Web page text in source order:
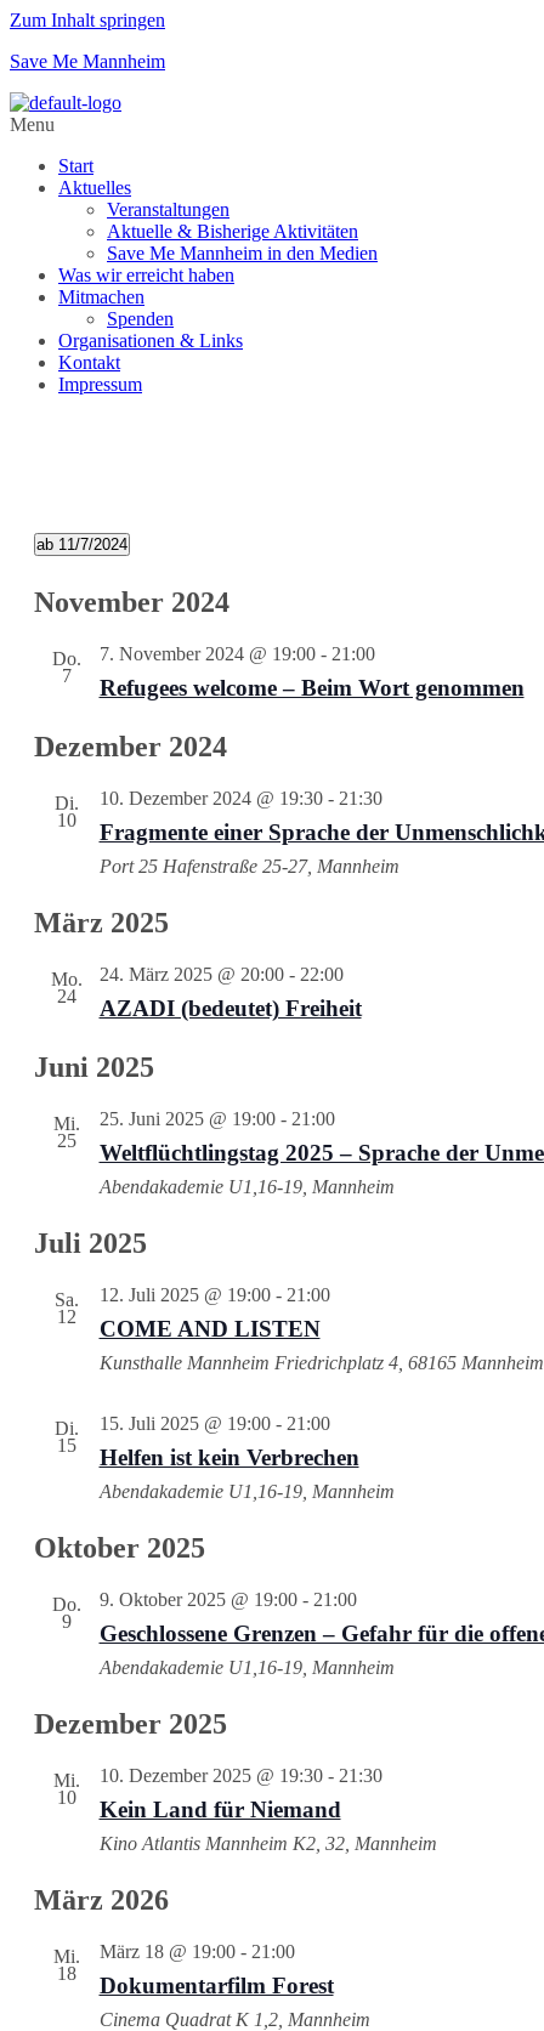
Zum Inhalt springen
Save Me Mannheim
Menu
Start
Aktuelles
Veranstaltungen
Aktuelle & Bisherige Aktivitäten
Save Me Mannheim in den Medien
Was wir erreicht haben
Mitmachen
Spenden
Organisationen & Links
Kontakt
Impressum
ab 11/7/2024
wählen.
November 2024
Do.
7
7. November 2024 @ 19:00- 21:00
Refugees welcome – Beim Wort genommen
Dezember 2024
Di.
10
10. Dezember 2024 @ 19:30- 21:30
Fragmente einer Sprache der
Port 25 Hafenstraße 25-27, Mannheim
März 2025
Mo.
24
24. März 2025 @ 20:00- 22:00
AZADI (bedeutet) Freiheit
Juni 2025
Mi.
25
25. Juni 2025 @ 19:00- 21:00
Weltflüchtlingstag 2025 – Sprache der
Abendakademie U1,16-19, Mannheim
Juli 2025
Sa.
12
12. Juli 2025 @ 19:00- 21:00
COME AND LISTEN
Kunsthalle Mannheim Friedrichplatz 4, 68165 Mannheim
Di.
15
15. Juli 2025 @ 19:00- 21:00
Helfen ist kein Verbrechen
Abendakademie U1,16-19, Mannheim
Oktober 2025
Do.
9
9. Oktober 2025 @ 19:00- 21:00
Geschlossene Grenzen – Gefahr für die
Abendakademie U1,16-19, Mannheim
Dezember 2025
Mi.
10
10. Dezember 2025 @ 19:30- 21:30
Kein Land für Niemand
Kino Atlantis Mannheim K2, 32, Mannheim
März 2026
Mi.
18
März 18 @ 19:00- 21:00
Dokumentarfilm Forest
Cinema Quadrat K 1,2, Mannheim